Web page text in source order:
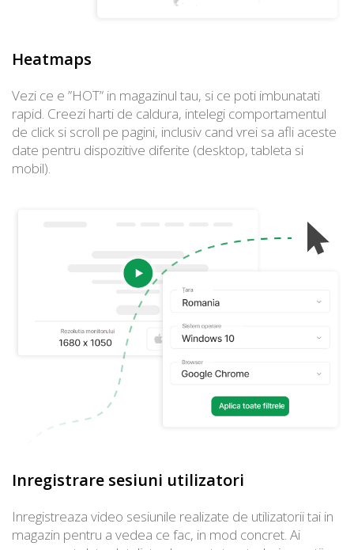
Heatmaps
Vezi ce e ”HOT” in magazinul tau, si ce poti imbunatati
rapid. Creezi harti de caldura, intelegi comportamentul
de click si scroll pe pagini, inclusiv cand vrei sa afli aceste
date pentru dispozitive diferite (desktop, tableta si
mobil).
Inregistrare sesiuni utilizatori
Inregistreaza video sesiunile realizate de utilizatorii tai in
magazin pentru a vedea ce fac, in mod concret. Ai